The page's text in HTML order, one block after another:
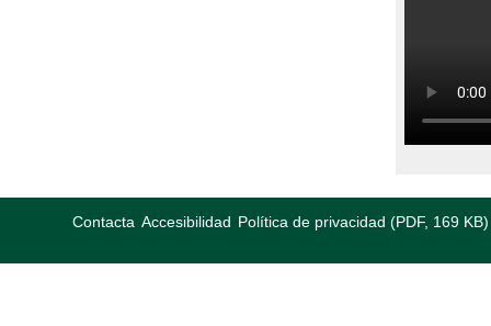
Contacta Accesibilidad Política de privacidad (PDF, 169 KB)